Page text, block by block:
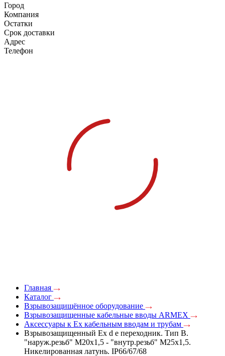
Город
Компания
Остатки
Срок доставки
Адрес
Телефон
Главная
Каталог
Взрывозащищённое оборудование
Взрывозащищенные кабельные вводы ARMEX
Аксессуары к Ex кабельным вводам и трубам
Взрывозащищенный Ex d e переходник. Тип В.
"наруж.резьб" М20х1,5 - "внутр.резьб" M25х1,5.
Никелированная латунь. IP66/67/68